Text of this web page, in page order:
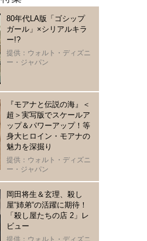
80年代LA版「ゴシップ
ガール」×シリアルキラ
ー!?
提供：ウォルト・ディズニ
ー・ジャパン
『モアナと伝説の海』＜
超＞実写版でスケールア
ップ＆パワーアップ！等
身大ヒロイン・モアナの
魅力を深掘り
提供：ウォルト・ディズニ
ー・ジャパン
岡田将生＆玄理、殺し
屋“姉弟“の活躍に期待！
「殺し屋たちの店 2」レ
ビュー
提供：ウォルト・ディズニ